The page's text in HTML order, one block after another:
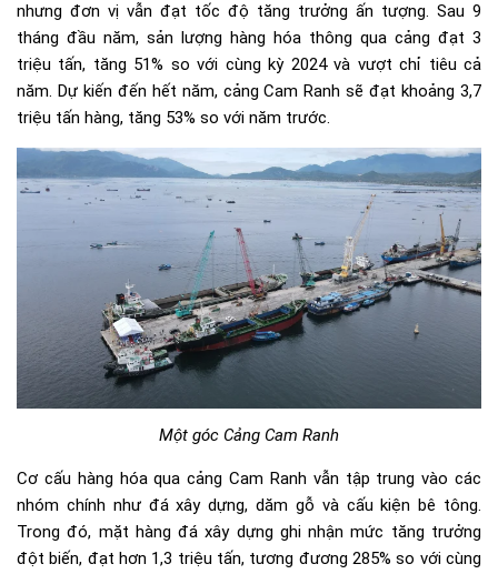
nhưng đơn vị vẫn đạt tốc độ tăng trưởng ấn tượng. Sau 9
tháng đầu năm, sản lượng hàng hóa thông qua cảng đạt 3
triệu tấn, tăng 51% so với cùng kỳ 2024 và vượt chỉ tiêu cả
năm. Dự kiến đến hết năm, cảng Cam Ranh sẽ đạt khoảng 3,7
triệu tấn hàng, tăng 53% so với năm trước.
Một góc Cảng Cam Ranh
Cơ cấu hàng hóa qua cảng Cam Ranh vẫn tập trung vào các
nhóm chính như đá xây dựng, dăm gỗ và cấu kiện bê tông.
Trong đó, mặt hàng đá xây dựng ghi nhận mức tăng trưởng
đột biến, đạt hơn 1,3 triệu tấn, tương đương 285% so với cùng